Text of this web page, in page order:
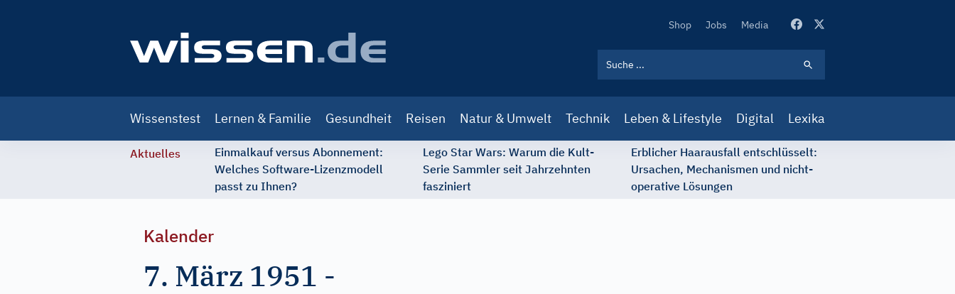
Secondary
Shop Jobs Media
navigation
Wissenstest Lernen & Familie Gesundheit Reisen Natur & Umwelt Technik Leben & Lifestyle Digital Lexika
Aktuelles
Einmalkauf versus Abonnement:
Welches Software-Lizenzmodell
passt zu Ihnen?
Lego Star Wars: Warum die Kult-
Serie Sammler seit Jahrzehnten
fasziniert
Erblicher Haarausfall entschlüsselt:
Ursachen, Mechanismen und nicht-
operative Lösungen
Kalender
7. März 1951 -